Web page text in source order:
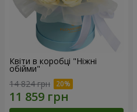
Квіти в коробці "Ніжні
обійми"
14 824 грн